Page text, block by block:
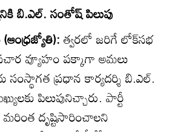
బి.ఎల్‌. సంతోష్‌ పిలుపు
త్వరలో జరిగే లోక్‌సభ
వ్యూహం పక్కాగా అమలు
ప్రధాన కార్యదర్శి బి.ఎల్‌.
పిలుపునిచ్చారు. పార్టీ
దృష్టిసారించాలని